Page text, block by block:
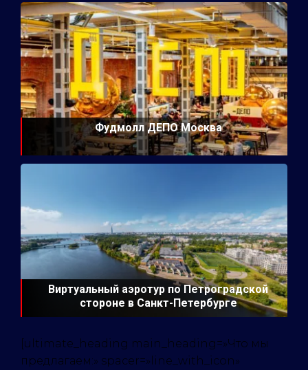
Фудмолл ДЕПО Москва
Виртуальный аэротур по Петроградской
стороне в Санкт-Петербурге
[ultimate_heading main_heading=»Что мы
предлагаем:» spacer=»line_with_icon»